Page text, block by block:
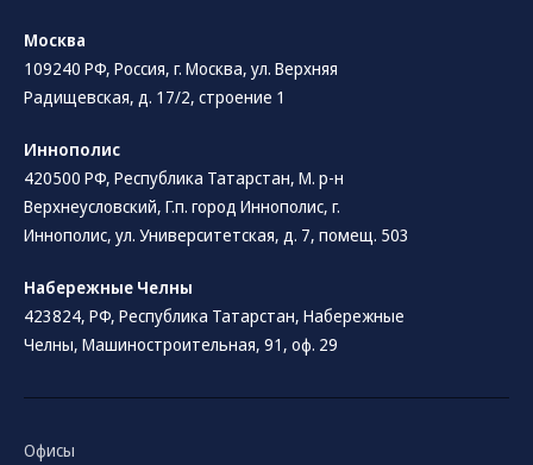
Москва
109240 РФ, Россия, г. Москва, ул. Верхняя
Радищевская, д. 17/2, строение 1
Иннополис
420500 РФ, Республика Татарстан, М. р-н
Верхнеусловский, Г.п. город Иннополис, г.
Иннополис, ул. Университетская, д. 7, помещ. 503
Набережные Челны
423824, РФ, Республика Татарстан​, Набережные
Челны, Машиностроительная, 91, оф. 29
Офисы